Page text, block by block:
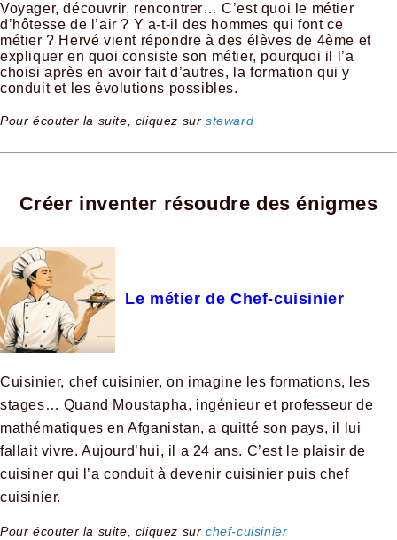
Voyager, découvrir, rencontrer… C’est quoi le métier
d’hôtesse de l’air ? Y a-t-il des hommes qui font ce
métier ? Hervé vient répondre à des élèves de 4ème et
expliquer en quoi consiste son métier, pourquoi il l’a
choisi après en avoir fait d’autres, la formation qui y
conduit et les évolutions possibles.
Pour écouter la suite, cliquez sursteward
Créer inventer résoudre des énigmes
Le métier de Chef-cuisinier
Cuisinier, chef cuisinier, on imagine les formations, les
stages… Quand Moustapha, ingénieur et professeur de
mathématiques en Afganistan, a quitté son pays, il lui
fallait vivre. Aujourd’hui, il a 24 ans. C’est le plaisir de
cuisiner qui l’a conduit à devenir cuisinier puis chef
cuisinier.
Pour écouter la suite, cliquez surchef-cuisinier